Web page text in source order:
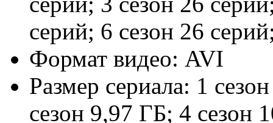
серий; 6 сезон 26
Формат видео: AVI
Размер сериала: 1
сезон 9,97 ГБ; 4 сезон